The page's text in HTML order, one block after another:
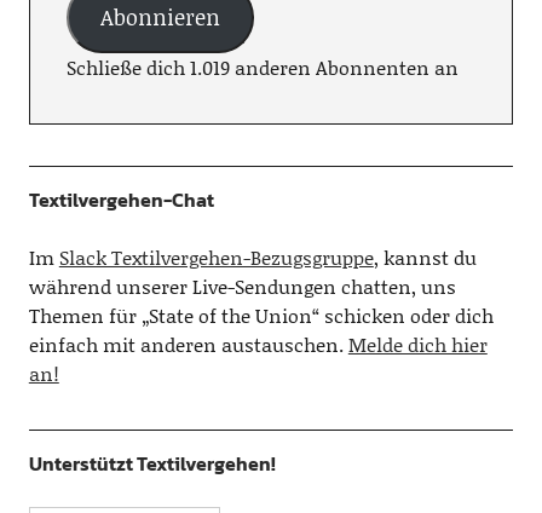
Abonnieren
Schließe dich 1.019 anderen Abonnenten an
Textilvergehen-Chat
Im Slack Textilvergehen-Bezugsgruppe, kannst du
während unserer Live-Sendungen chatten, uns
Themen für „State of the Union“ schicken oder dich
einfach mit anderen austauschen.Melde dich hier
an!
Unterstützt Textilvergehen!